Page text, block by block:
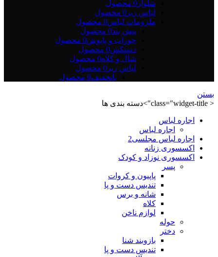
شلوار 0 محصول
لباس زیر 0 محصول
ملزومات لباس0 محصول
پیش بند0 محصول
جوراب و پاپوش0 محصول
دستکش0 محصول
شال و کلاه0 محصول
لباس زیر 0 محصول
باتخفیف0 محصول
بستن
< class="widget-title">دسته بندی ها
اجاره لباس
اجاره لباس
اجاره لباس مجلسی2
اکسسوری زنانه
اکسسوری نوزاد و کودک
پسر
پاپیون و کروات
تندیس دست و پا
شانه و برس
کلاه
لوازم ناخن
حوله
دختر
بازوبند شنا
تندیس دست و پا